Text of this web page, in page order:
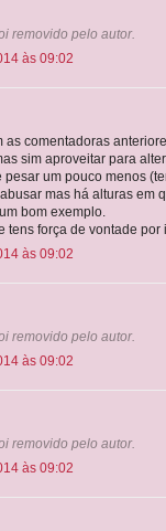
removido pelo autor.
às 09:02
as comentadoras
sim aproveitar para
pesar um pouco menos
mas há alturas em
bom exemplo.
tens força de vontade por
às 09:02
removido pelo autor.
às 09:02
removido pelo autor.
às 09:02